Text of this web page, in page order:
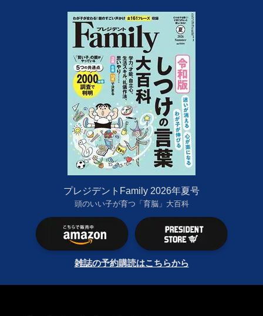
プレジデントFamily 2026年夏号
頭のいい子が育つ「育脳」大百科
雑誌の予約購読はこちらから